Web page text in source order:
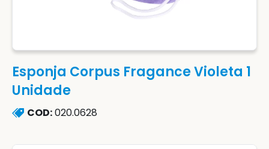
Esponja Corpus Fragance Violeta 1
Unidade
COD:020.0628